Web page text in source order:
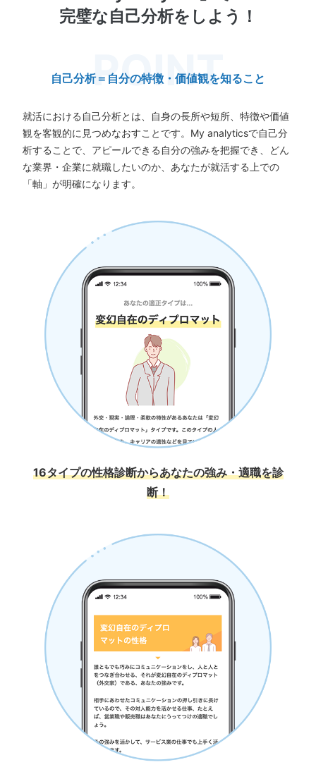
完璧な自己分析をしよう！
自己分析＝自分の特徴・価値観を知ること
就活における自己分析とは、自身の長所や短所、特徴や価値
観を客観的に見つめなおすことです。My analyticsで自己分
析することで、アピールできる自分の強みを把握でき、どん
な業界・企業に就職したいのか、あなたが就活する上での
「軸」が明確になります。
16タイプの性格診断からあなたの強み・適職を診
断！